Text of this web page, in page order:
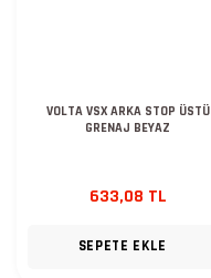
VOLTA VSX ARKA STOP ÜSTÜ
GRENAJ BEYAZ
633,08 TL
SEPETE EKLE